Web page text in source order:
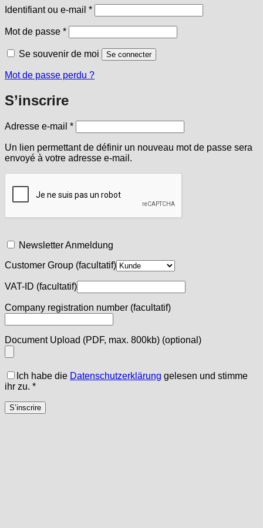
Identifiant ou e-mail *Obligatoire
Mot de passe *Obligatoire
Se souvenir de moi Se connecter
Mot de passe perdu ?
S’inscrire
Adresse e-mail *Obligatoire
Un lien permettant de définir un nouveau mot de passe sera
envoyé à votre adresse e-mail.
Newsletter Anmeldung
Customer Group (facultatif)
VAT-ID (facultatif)
Company registration number (facultatif)
Document Upload (PDF, max. 800kb) (optional)
Ich habe die Datenschutzerklärung gelesen und stimme
ihr zu. *
S’inscrire